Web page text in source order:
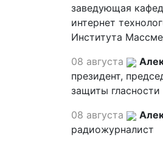
заведующая
интернет
Института
08 августа
президент,
защиты гласности
08 августа
радиожурналист